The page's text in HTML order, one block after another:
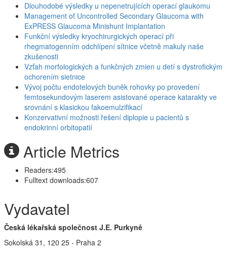
Dlouhodobé výsledky u nepenetrujících operací glaukomu
Management of Uncontrolled Secondary Glaucoma with
ExPRESS Glaucoma Minishunt Implantation
Funkční výsledky kryochirurgických operací při
rhegmatogenním odchlípení sítnice včetně makuly naše
zkušenosti
Vzťah morfologických a funkčných zmien u detí s dystrofickým
ochorením sietnice
Vývoj počtu endotelových buněk rohovky po provedení
femtosekundovým laserem asistované operace katarakty ve
srovnání s klasickou fakoemulzifikací
Konzervativní možnosti řešení diplopie u pacientů s
endokrinní orbitopatií
Article Metrics
Readers:495
Fulltext downloads:607
Vydavatel
Česká lékařská společnost J.E. Purkyně
Sokolská 31, 120 25 - Praha 2